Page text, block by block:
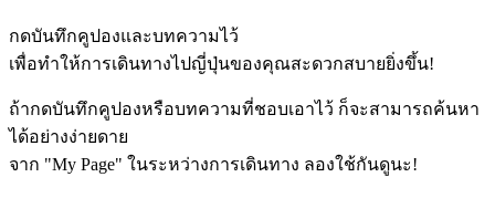
กดบันทึกคูปองและบทความไว้
เพื่อทำให้การเดินทางไปญี่ปุ่นของคุณสะดวกสบายยิ่งขึ้น!
ถ้ากดบันทึกคูปองหรือบทความที่ชอบเอาไว้ ก็จะสามารถค้นหา
ได้อย่างง่ายดาย
จาก "My Page" ในระหว่างการเดินทาง ลองใช้กันดูนะ!